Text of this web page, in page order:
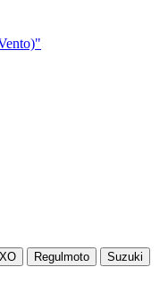
Regulmoto
Suzuki